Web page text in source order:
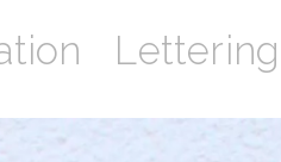
Lettering